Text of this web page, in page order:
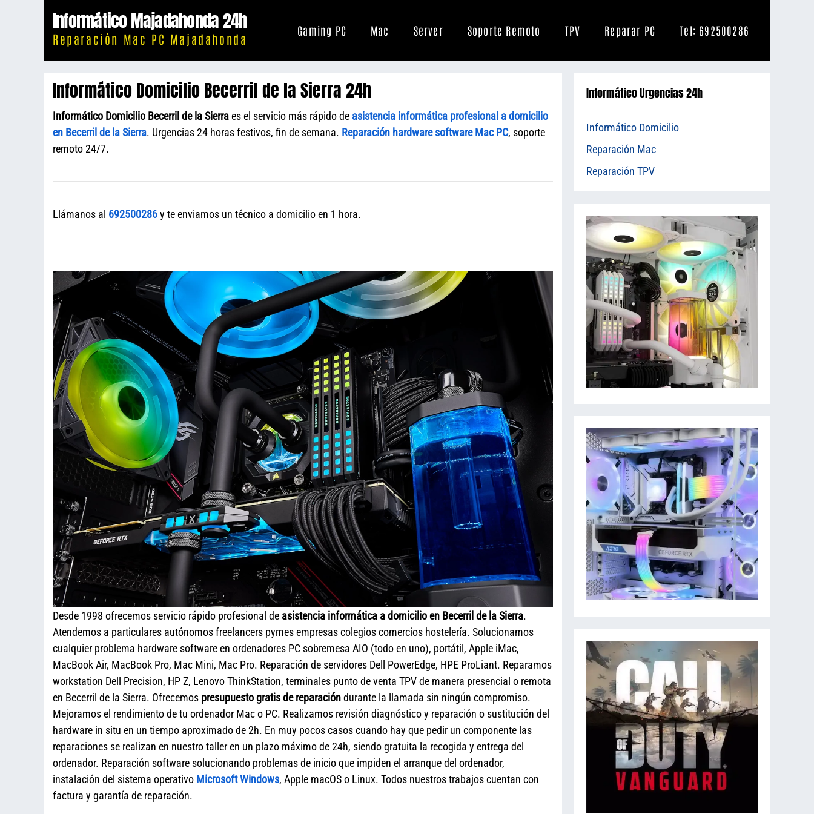
Informático Majadahonda 24h
Reparación Mac PC Majadahonda
Gaming PC Mac Server Soporte Remoto TPV Reparar PC Tel: 692500286
Informático Domicilio Becerril de la Sierra 24h
Informático Domicilio Becerril de la Sierraes el servicio más rápido de asistencia informática profesional a domicilio
en Becerril de la Sierra. Urgencias 24 horas festivos, fin de semana. Reparación hardware software Mac PC, soporte
remoto 24/7.
Llámanos al 692500286y te enviamos un técnico a domicilio en 1 hora.
Desde 1998 ofrecemos servicio rápido profesional de asistencia informática a domicilio en Becerril de la Sierra.
Atendemos a particulares autónomos freelancers pymes empresas colegios comercios hostelería. Solucionamos
cualquier problema hardware software en ordenadores PC sobremesa AIO (todo en uno), portátil, Apple iMac,
MacBook Air, MacBook Pro, Mac Mini, Mac Pro. Reparación de servidores Dell PowerEdge, HPE ProLiant. Reparamos
workstation Dell Precision, HP Z, Lenovo ThinkStation, terminales punto de venta TPV de manera presencial o remota
en Becerril de la Sierra. Ofrecemos presupuesto gratis de reparacióndurante la llamada sin ningún compromiso.
Mejoramos el rendimiento de tu ordenador Mac o PC. Realizamos revisión diagnóstico y reparación o sustitución del
hardware in situ en un tiempo aproximado de 2h. En muy pocos casos cuando hay que pedir un componente las
reparaciones se realizan en nuestro taller en un plazo máximo de 24h, siendo gratuita la recogida y entrega del
ordenador. Reparación software solucionando problemas de inicio que impiden el arranque del ordenador,
instalación del sistema operativo Microsoft Windows, Apple macOS o Linux. Todos nuestros trabajos cuentan con
factura y garantía de reparación.
Informático Urgencias 24h
Informático Domicilio
Reparación Mac
Reparación TPV